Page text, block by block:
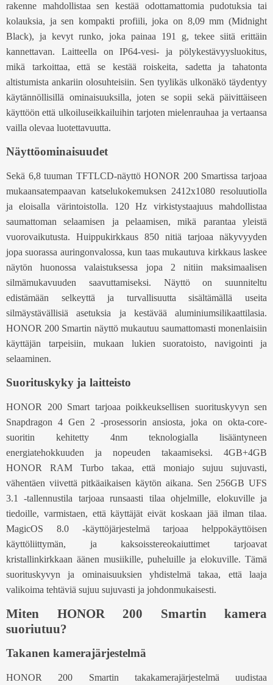
rakenne mahdollistaa sen kestää odottamattomia pudotuksia tai
kolauksia, ja sen kompakti profiili, joka on 8,09 mm (Midnight
Black), ja kevyt runko, joka painaa 191 g, tekee siitä erittäin
kannettavan. Laitteella on IP64-vesi- ja pölykestävyysluokitus,
mikä tarkoittaa, että se kestää roiskeita, sadetta ja tahatonta
altistumista ankariin olosuhteisiin. Sen tyylikäs ulkonäkö täydentyy
käytännöllisillä ominaisuuksilla, joten se sopii sekä päivittäiseen
käyttöön että ulkoiluseikkailuihin tarjoten mielenrauhaa ja vertaansa
vailla olevaa luotettavuutta.
Näyttöominaisuudet
Sekä 6,8 tuuman TFTLCD-näyttö HONOR 200 Smartissa tarjoaa
mukaansatempaavan katselukokemuksen 2412x1080 resoluutiolla
ja eloisalla värintoistolla. 120 Hz virkistystaajuus mahdollistaa
saumattoman selaamisen ja pelaamisen, mikä parantaa yleistä
vuorovaikutusta. Huippukirkkaus 850 nitiä tarjoaa näkyvyyden
jopa suorassa auringonvalossa, kun taas mukautuva kirkkaus laskee
näytön huonossa valaistuksessa jopa 2 nitiin maksimaalisen
silmämukavuuden saavuttamiseksi. Näyttö on suunniteltu
edistämään selkeyttä ja turvallisuutta sisältämällä useita
silmäystävällisiä asetuksia ja kestävää aluminiumsilikaattilasia.
HONOR 200 Smartin näyttö mukautuu saumattomasti monenlaisiin
käyttäjän tarpeisiin, mukaan lukien suoratoisto, navigointi ja
selaaminen.
Suorituskyky ja laitteisto
HONOR 200 Smart tarjoaa poikkeuksellisen suorituskyvyn sen
Snapdragon 4 Gen 2 -prosessorin ansiosta, joka on okta-core-
suoritin kehitetty 4nm teknologialla lisääntyneen
energiatehokkuuden ja nopeuden takaamiseksi. 4GB+4GB
HONOR RAM Turbo takaa, että moniajo sujuu sujuvasti,
vähentäen viivettä pitkäaikaisen käytön aikana. Sen 256GB UFS
3.1 -tallennustila tarjoaa runsaasti tilaa ohjelmille, elokuville ja
tiedoille, varmistaen, että käyttäjät eivät koskaan jää ilman tilaa.
MagicOS 8.0 -käyttöjärjestelmä tarjoaa helppokäyttöisen
käyttöliittymän, ja kaksoisstereokaiuttimet tarjoavat
kristallinkirkkaan äänen musiikille, puheluille ja elokuville. Tämä
suorituskyvyn ja ominaisuuksien yhdistelmä takaa, että laaja
valikoima tehtäviä sujuu sujuvasti ja johdonmukaisesti.
Miten HONOR 200 Smartin kamera
suoriutuu?
Takanen kamerajärjestelmä
HONOR 200 Smartin takakamerajärjestelmä uudistaa